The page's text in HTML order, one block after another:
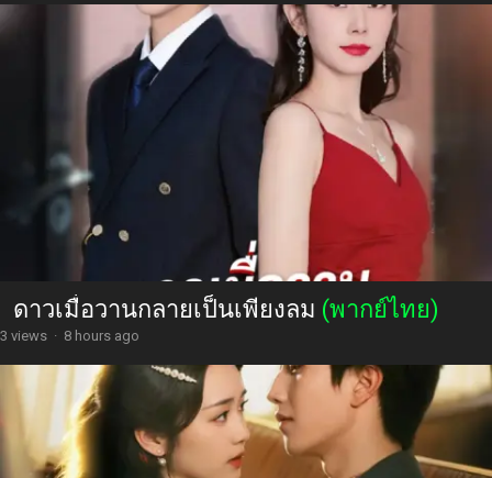
ดาวเมื่อวานกลายเป็นเพียงลม (พากย์ไทย)
3 views · 8 hours ago